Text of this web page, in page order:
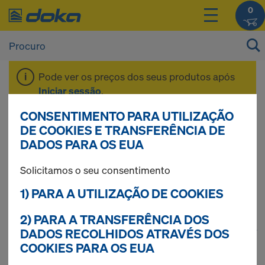
0
Pode ver os preços dos seus produtos após
Iniciar sessão.
Ancoragens/cones
de suspensão
96 produtos encontrados
CONSENTIMENTO PARA UTILIZAÇÃO
DE COOKIES E TRANSFERÊNCIA DE
DADOS PARA OS EUA
Solicitamos o seu consentimento
1) PARA A UTILIZAÇÃO DE COOKIES
2) PARA A TRANSFERÊNCIA DOS
DADOS RECOLHIDOS ATRAVÉS DOS
COOKIES PARA OS EUA